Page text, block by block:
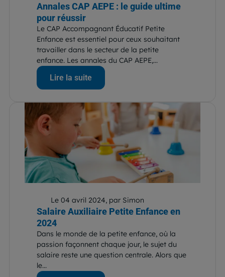
Annales CAP AEPE : le guide ultime
pour réussir
Le CAP Accompagnant Éducatif Petite
Enfance est essentiel pour ceux souhaitant
travailler dans le secteur de la petite
enfance. Les annales du CAP AEPE,...
Lire la suite
Le 04 avril 2024, par Simon
Salaire Auxiliaire Petite Enfance en
2024
Dans le monde de la petite enfance, où la
passion façonnent chaque jour, le sujet du
salaire reste une question centrale. Alors que
le...